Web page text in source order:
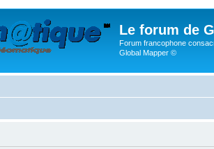
Le forum de
Forum francophone
Global Mapper ©